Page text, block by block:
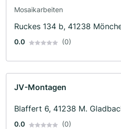
Mosaikarbeiten
Ruckes 134 b, 41238
0.0 (0)
JV-Montagen
Blaffert 6, 41238 M.
0.0 (0)